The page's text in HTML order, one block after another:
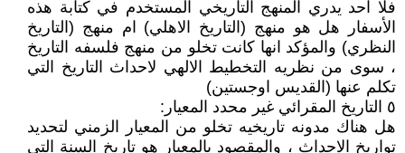
فلا احد يدري المنهج التاريخي المستخدم في كتابة هذه
الأسفار هل هو منهج (التاريخ الاهلي) ام منهج (التاريخ
النظري) والمؤكد انها كانت تخلو من منهج فلسفه التاريخ
، سوى من نظريه التخطيط الالهي لاحداث التاريخ التي
تكلم عنها (القديس اوجستين)
٥ التاريخ المقرائي غير محدد المعيار:
هل هناك مدونه تاريخيه تخلو من المعيار الزمني لتحديد
تواريخ الاحداث ، والمقصود بالمعيار هو تاريخ السنة التي